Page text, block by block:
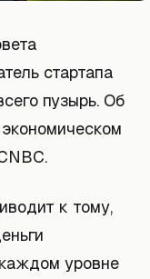
стартапа
пузырь. Об
к тому,
уровне